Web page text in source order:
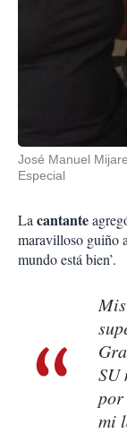
José Manuel
Especial
La cantante
maravilloso guiño
mundo está bien’.
SU
por
mi